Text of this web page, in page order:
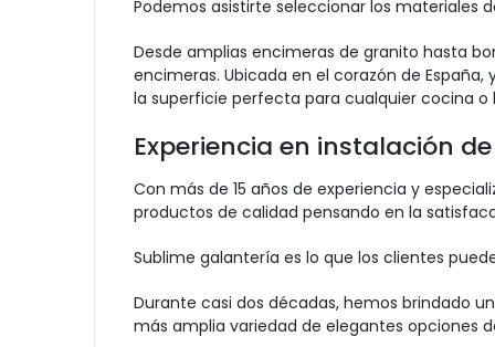
Podemos asistirte seleccionar los materiales
Desde amplias encimeras de granito hasta
encimeras. Ubicada en el corazón de
la superficie perfecta para cualquier cocina o
Experiencia en instalación
Con más de 15 años de experiencia y
productos de calidad pensando en la
Sublime galantería es lo que los clientes
Durante casi dos décadas, hemos brindado
más amplia variedad de elegantes opciones